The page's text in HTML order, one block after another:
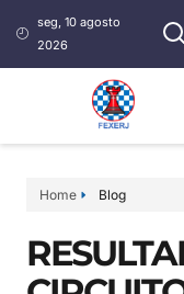
seg, 10 agosto
2026
Home Blog